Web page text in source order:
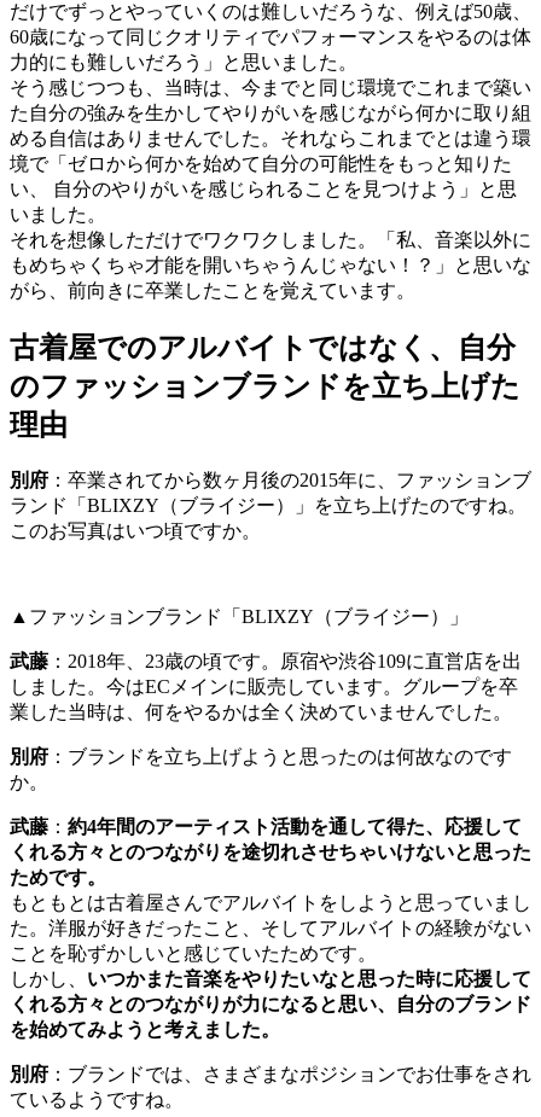
だけでずっとやっていくのは難しいだろうな、例えば50歳、
60歳になって同じクオリティでパフォーマンスをやるのは体
力的にも難しいだろう」と思いました。
そう感じつつも、当時は、今までと同じ環境でこれまで築い
た自分の強みを生かしてやりがいを感じながら何かに取り組
める自信はありませんでした。それならこれまでとは違う環
境で「ゼロから何かを始めて自分の可能性をもっと知りた
い、 自分のやりがいを感じられることを見つけよう」と思
いました。
それを想像しただけでワクワクしました。「私、音楽以外に
もめちゃくちゃ才能を開いちゃうんじゃない！？」と思いな
がら、前向きに卒業したことを覚えています。
古着屋でのアルバイトではなく、自分
のファッションブランドを立ち上げた
理由
別府 ： 卒業されてから数ヶ月後の2015年に、ファッションブ
ランド「BLIXZY（ブライジー）」を立ち上げたのですね。
このお写真はいつ頃ですか。
▲ファッションブランド「BLIXZY（ブライジー）」
武藤 ： 2018年、23歳の頃です。原宿や渋谷109に直営店を出
しました。今はECメインに販売しています。グループを卒
業した当時は、何をやるかは全く決めていませんでした。
別府 ： ブランドを立ち上げようと思ったのは何故なのです
か。
武藤 ： 約4年間のアーティスト活動を通して得た、応援して
くれる方々とのつながりを途切れさせちゃいけないと思った
ためです。
もともとは古着屋さんでアルバイトをしようと思っていまし
た。洋服が好きだったこと、そしてアルバイトの経験がない
ことを恥ずかしいと感じていたためです。
しかし、 いつかまた音楽をやりたいなと思った時に応援して
くれる方々とのつながりが力になると思い、自分のブランド
を始めてみようと考えました。
別府 ： ブランドでは、さまざまなポジションでお仕事をされ
ているようですね。